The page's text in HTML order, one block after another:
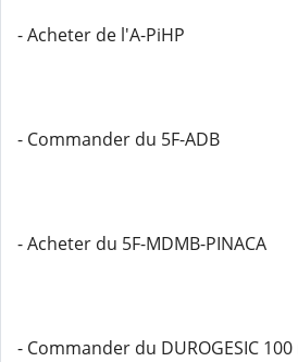
- Acheter de l'A-PiHP
- Commander du 5F-ADB
- Acheter du 5F-MDMB-PINACA
- Commander du DUROGESIC